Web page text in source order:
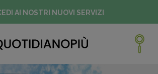
AI NOSTRI NUOVI SERVIZI